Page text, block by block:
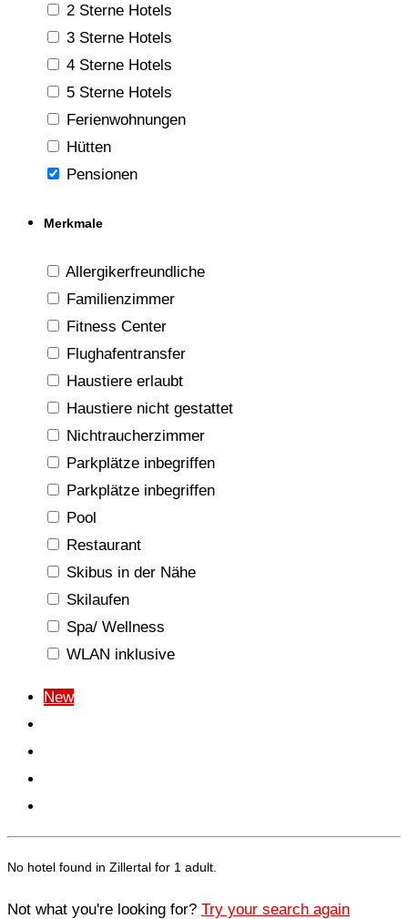
2 Sterne Hotels
3 Sterne Hotels
4 Sterne Hotels
5 Sterne Hotels
Ferienwohnungen
Hütten
Pensionen
Merkmale
Allergikerfreundliche
Familienzimmer
Fitness Center
Flughafentransfer
Haustiere erlaubt
Haustiere nicht gestattet
Nichtraucherzimmer
Parkplätze inbegriffen
Parkplätze inbegriffen
Pool
Restaurant
Skibus in der Nähe
Skilaufen
Spa/ Wellness
WLAN inklusive
New
No hotel found in Zillertal for 1 adult.
Not what you're looking for? Try your search again